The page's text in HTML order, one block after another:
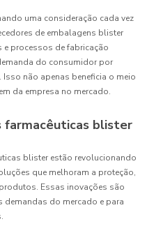
uma consideração cada vez
de embalagens blister
e processos de fabricação
do consumidor por
não apenas beneficia o meio
da empresa no mercado.
farmacêuticas blister
blister estão revolucionando
que melhoram a proteção,
Essas inovações são
demandas do mercado e para